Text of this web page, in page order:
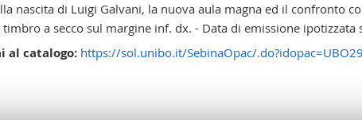
nascita di Luigi Galvani, la nuova aula magna ed il confronto
timbro a secco sul margine inf. dx. - Data di emissione ipotizzata
al catalogo: https://sol.unibo.it/SebinaOpac/